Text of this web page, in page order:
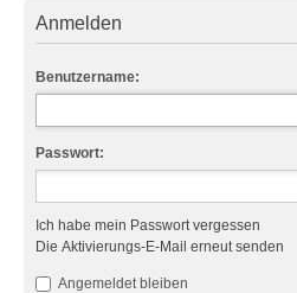
Anmelden
Benutzername:
Passwort:
Ich habe mein Passwort vergessen
Die Aktivierungs-E-Mail erneut senden
Angemeldet bleiben